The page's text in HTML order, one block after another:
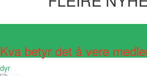
Kva betyr det å vere
dyr